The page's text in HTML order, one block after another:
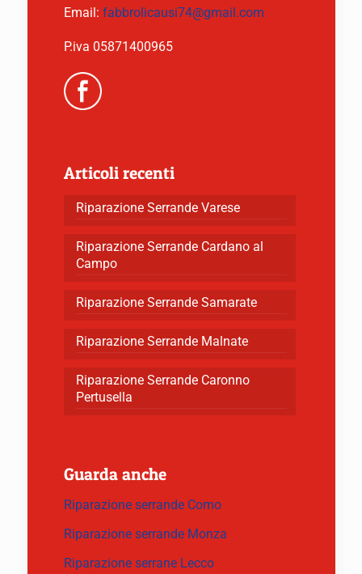
Email: fabbrolicausi74@gmail.com
P.iva 05871400965
Articoli recenti
Riparazione Serrande Varese
Riparazione Serrande Cardano al
Campo
Riparazione Serrande Samarate
Riparazione Serrande Malnate
Riparazione Serrande Caronno
Pertusella
Guarda anche
Riparazione serrande Como
Riparazione serrande Monza
Riparazione serrane Lecco